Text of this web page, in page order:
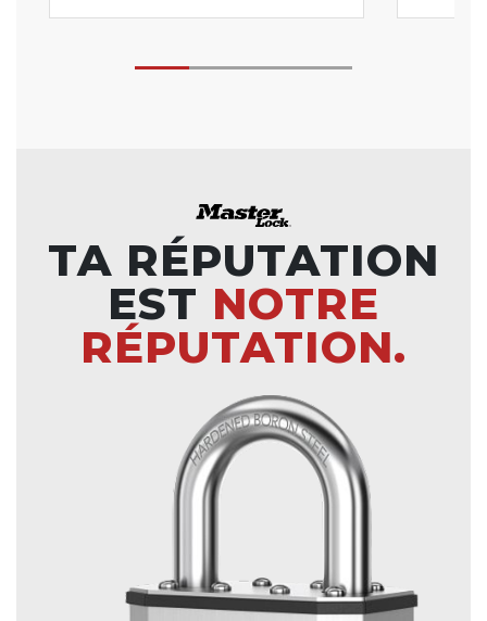
TA RÉPUTATION
EST NOTRE
RÉPUTATION.